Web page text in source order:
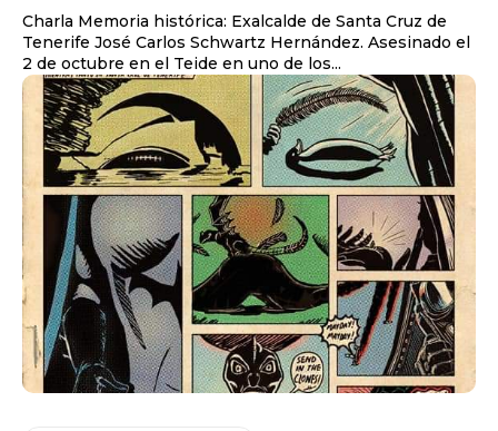
Charla Memoria histórica: Exalcalde de Santa Cruz de
Tenerife José Carlos Schwartz Hernández. Asesinado el
2 de octubre en el Teide en uno de los...